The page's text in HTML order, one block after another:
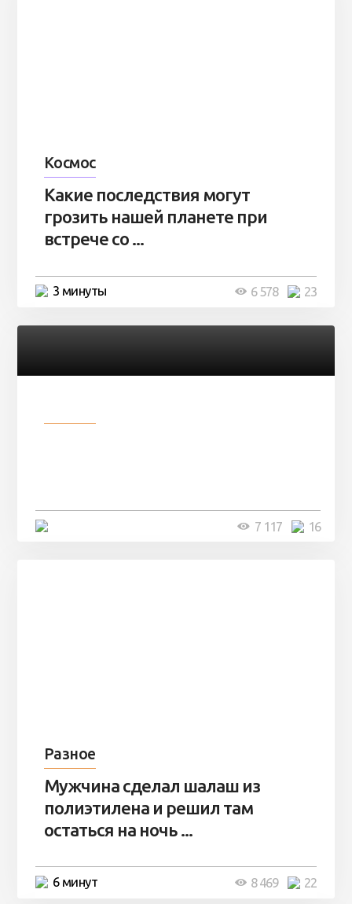
Космос
Какие последствия могут
грозить нашей планете при
встрече со ...
3 минуты 23
6 578
16
7 117
Разное
Мужчина сделал шалаш из
полиэтилена и решил там
остаться на ночь ...
6 минут 22
8 469